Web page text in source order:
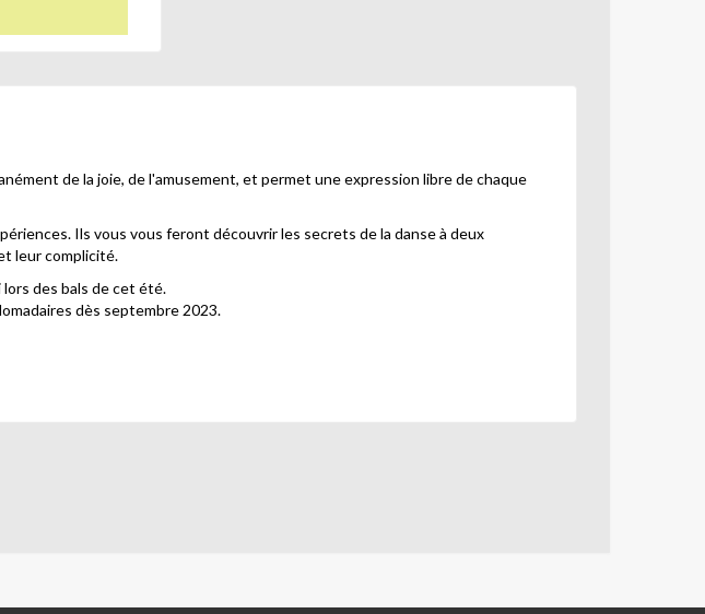
de la joie, de l'amusement, et permet une expression libre de chaque
Ils vous vous feront découvrir les secrets de la danse à deux
leur complicité.
des bals de cet été.
dès septembre 2023.